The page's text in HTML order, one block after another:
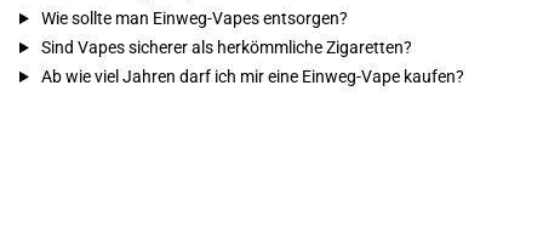
Wie sollte man Einweg-Vapes entsorgen?
Sind Vapes sicherer als herkömmliche Zigaretten?
Ab wie viel Jahren darf ich mir eine Einweg-Vape kaufen?